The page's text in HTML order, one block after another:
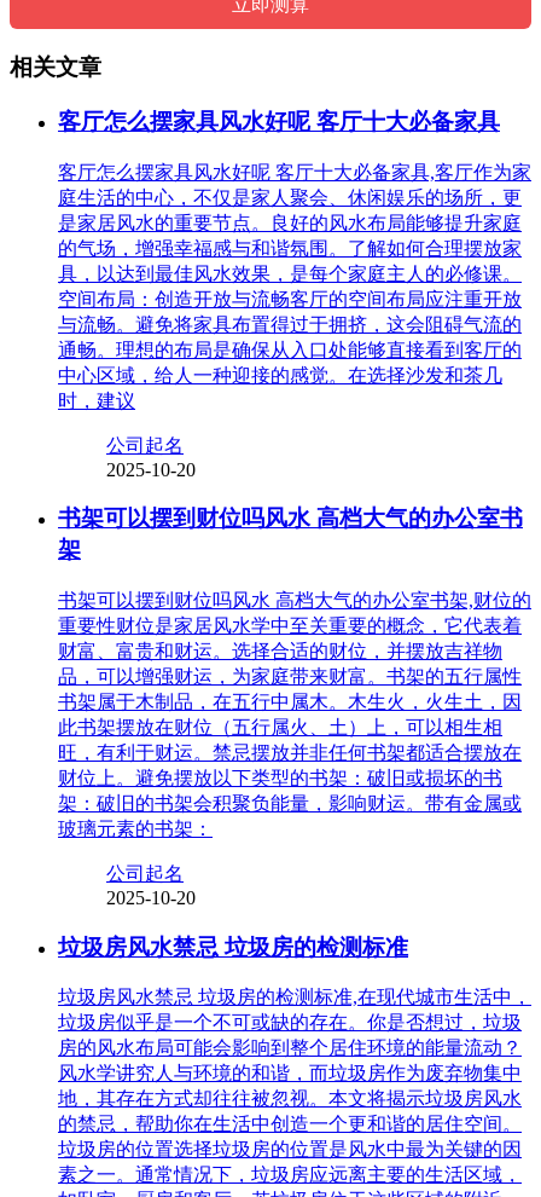
相关文章
客厅怎么摆家具风水好呢 客厅十大必备家具
客厅怎么摆家具风水好呢 客厅十大必备家具,客厅作为家
庭生活的中心，不仅是家人聚会、休闲娱乐的场所，更
是家居风水的重要节点。良好的风水布局能够提升家庭
的气场，增强幸福感与和谐氛围。了解如何合理摆放家
具，以达到最佳风水效果，是每个家庭主人的必修课。
空间布局：创造开放与流畅客厅的空间布局应注重开放
与流畅。避免将家具布置得过于拥挤，这会阻碍气流的
通畅。理想的布局是确保从入口处能够直接看到客厅的
中心区域，给人一种迎接的感觉。在选择沙发和茶几
时，建议
公司起名
2025-10-20
书架可以摆到财位吗风水 高档大气的办公室书
架
书架可以摆到财位吗风水 高档大气的办公室书架,财位的
重要性财位是家居风水学中至关重要的概念，它代表着
财富、富贵和财运。选择合适的财位，并摆放吉祥物
品，可以增强财运，为家庭带来财富。书架的五行属性
书架属于木制品，在五行中属木。木生火，火生土，因
此书架摆放在财位（五行属火、土）上，可以相生相
旺，有利于财运。禁忌摆放并非任何书架都适合摆放在
财位上。避免摆放以下类型的书架：破旧或损坏的书
架：破旧的书架会积聚负能量，影响财运。带有金属或
玻璃元素的书架：
公司起名
2025-10-20
垃圾房风水禁忌 垃圾房的检测标准
垃圾房风水禁忌 垃圾房的检测标准,在现代城市生活中，
垃圾房似乎是一个不可或缺的存在。你是否想过，垃圾
房的风水布局可能会影响到整个居住环境的能量流动？
风水学讲究人与环境的和谐，而垃圾房作为废弃物集中
地，其存在方式却往往被忽视。本文将揭示垃圾房风水
的禁忌，帮助你在生活中创造一个更和谐的居住空间。
垃圾房的位置选择垃圾房的位置是风水中最为关键的因
素之一。通常情况下，垃圾房应远离主要的生活区域，